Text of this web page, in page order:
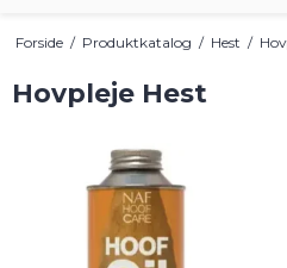
Forside / Produktkatalog / Hest /
Hovpleje Hest